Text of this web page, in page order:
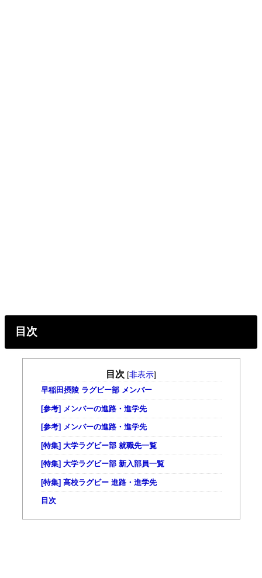
目次
目次 [非表示]
早稲田摂陵 ラグビー部 メンバー
[参考] メンバーの進路・進学先
[参考] メンバーの進路・進学先
[特集] 大学ラグビー部 就職先一覧
[特集] 大学ラグビー部 新入部員一覧
[特集] 高校ラグビー 進路・進学先
目次